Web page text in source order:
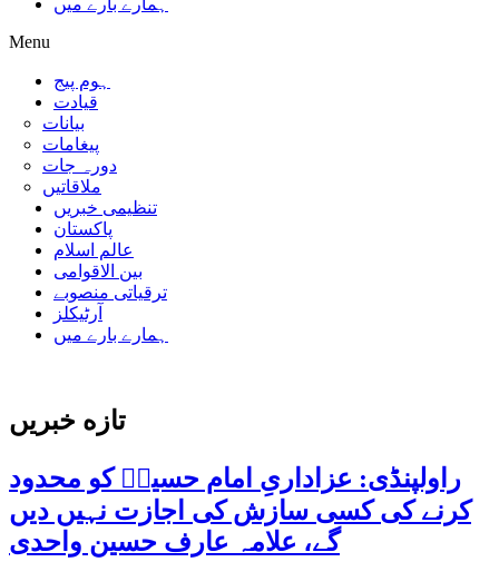
ہمارے بارے میں
Menu
ہوم پیج
قیادت
بیانات
پیغامات
دورہ جات
ملاقاتیں
تنظیمی خبریں
پاکستان
عالم اسلام
بین الاقوامی
ترقیاتی منصوبے
آرٹیکلز
ہمارے بارے میں
تازه خبریں
راولپنڈی: عزاداریِ امام حسینؑ کو محدود
کرنے کی کسی سازش کی اجازت نہیں دیں
گے، علامہ عارف حسین واحدی